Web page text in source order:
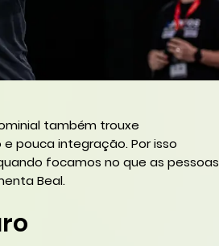
também trouxe
pouca integração. Por isso
focamos no que as pessoas
Beal.